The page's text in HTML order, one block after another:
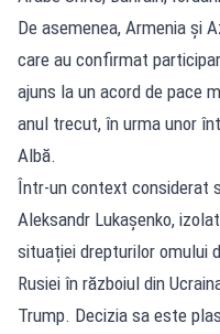
De asemenea, Armenia și
care au confirmat
ajuns la un acord de pace
anul trecut, în urma unor
Albă.
Într-un context considerat
Aleksandr Lukașenko,
situației drepturilor omului
Rusiei în războiul din
Trump. Decizia sa este